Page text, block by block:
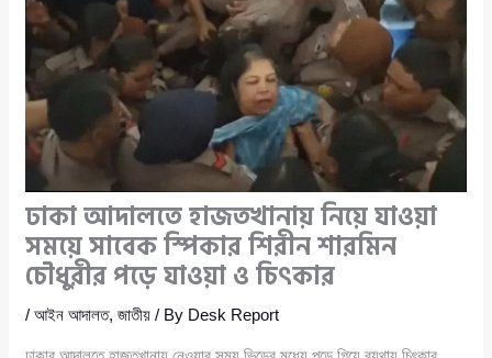
ঢাকা আদালতে হাজতখানায় নিয়ে যাওয়া
সময়ে সাবেক স্পিকার শিরীন শারমিন
চৌধুরীর পড়ে যাওয়া ও চিৎকার
/আইন আদালত,জাতীয় / By Desk Report